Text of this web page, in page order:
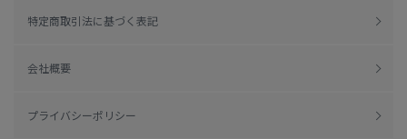
特定商取引法に基づく表記
会社概要
プライバシーポリシー